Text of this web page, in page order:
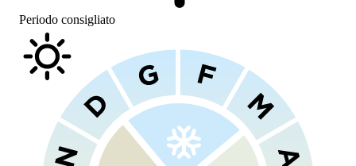
Periodo consigliato